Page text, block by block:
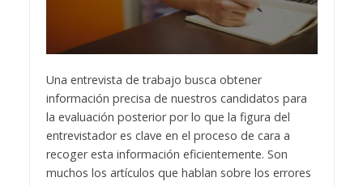
Una entrevista de trabajo busca obtener
información precisa de nuestros candidatos para
la evaluación posterior por lo que la figura del
entrevistador es clave en el proceso de cara a
recoger esta información eficientemente. Son
muchos los artículos que hablan sobre los errores